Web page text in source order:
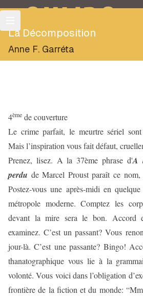
OULIPO
La Décomposition
Anne F. Garréta
4ème de couverture
Le crime parfait, le meurtre sériel
Mais l’inspiration vous fait défaut,
Prenez, lisez. A la 37ème phrase d'A
perdu de Marcel Proust paraît ce
Postez-vous une après-midi en
métropole moderne. Comptez les
devant la mire sera le bon. Accord
examinez. C’est un passant? Vous
jour-là. C’est une passante? Bingo!
thanatographique vous lie à la
volonté. Vous voici dans l’obligation
frontière de la fiction et du monde: